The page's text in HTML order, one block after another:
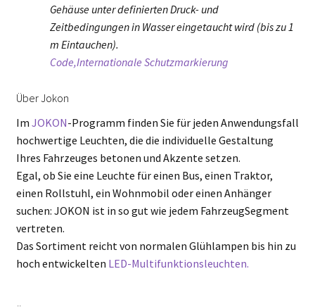
Gehäuse unter definierten Druck- und
Zeitbedingungen in Wasser eingetaucht wird (bis zu 1
m Eintauchen).
Code,Internationale Schutzmarkierung
Über Jokon
Im JOKON-Programm finden Sie für jeden Anwendungsfall
hochwertige Leuchten, die die individuelle Gestaltung
Ihres Fahrzeuges betonen und Akzente setzen.
Egal, ob Sie eine Leuchte für einen Bus, einen Traktor,
einen Rollstuhl, ein Wohnmobil oder einen Anhänger
suchen: JOKON ist in so gut wie jedem FahrzeugSegment
vertreten.
Das Sortiment reicht von normalen Glühlampen bis hin zu
hoch entwickelten LED-Multifunktionsleuchten.